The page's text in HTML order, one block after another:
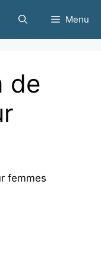
Menu
de